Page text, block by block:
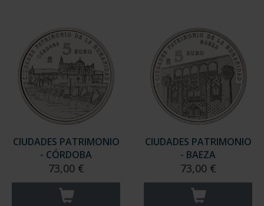
CIUDADES PATRIMONIO
- CÓRDOBA
73,00 €
CIUDADES PATRIMONIO
- BAEZA
73,00 €